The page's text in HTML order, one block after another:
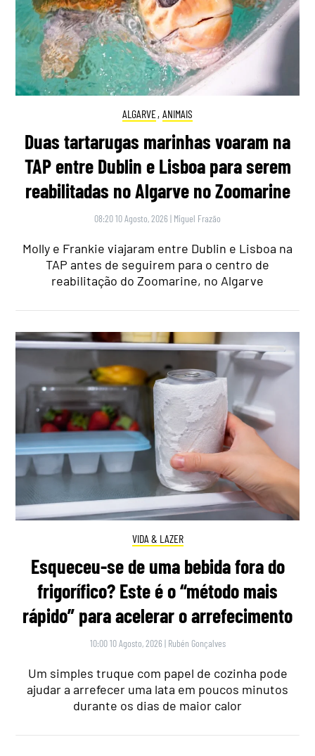
ALGARVE, ANIMAIS
Duas tartarugas marinhas voaram na
TAP entre Dublin e Lisboa para serem
reabilitadas no Algarve no Zoomarine
08:20 10 Agosto, 2026 | Miguel Frazão
Molly e Frankie viajaram entre Dublin e Lisboa na
TAP antes de seguirem para o centro de
reabilitação do Zoomarine, no Algarve
VIDA & LAZER
Esqueceu-se de uma bebida fora do
frigorífico? Este é o “método mais
rápido” para acelerar o arrefecimento
10:00 10 Agosto, 2026 | Rubén Gonçalves
Um simples truque com papel de cozinha pode
ajudar a arrefecer uma lata em poucos minutos
durante os dias de maior calor